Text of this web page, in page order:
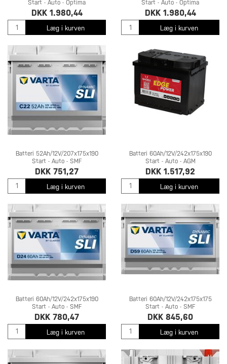
Start - Auto - Optima
DKK 1.980,44
Læg i kurven
Start - Auto - Optima
DKK 1.980,44
Læg i kurven
Batteri 52Ah/12V/207x175x190
Start - Auto - SMF
DKK 751,27
Læg i kurven
Batteri 60Ah/12V/242x175x190
Start - Auto - AGM
DKK 1.517,92
Læg i kurven
Batteri 60Ah/12V/242x175x190
Start - Auto - SMF
DKK 780,47
Læg i kurven
Batteri 60Ah/12V/242x175x175
Start - Auto - SMF
DKK 845,60
Læg i kurven